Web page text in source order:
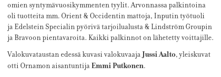
omien syntymävuosikymmenten tyylit. Arvonnassa palkintoina
oli tuotteita mm. Orient & Occidentin mattoja, Inputin työtuoli
ja Edelstein Specialin pyörivä tarjoilualusta & Lindström Groupin
ja Bravoon pientavaroita. Kaikki palkinnot on lähetetty voittajille.
Valokuvataustan edessä kuvasi valokuvaajaJussi Aalto, yleiskuvat
otti Ornamon aisantuntijaEmmi Putkonen.